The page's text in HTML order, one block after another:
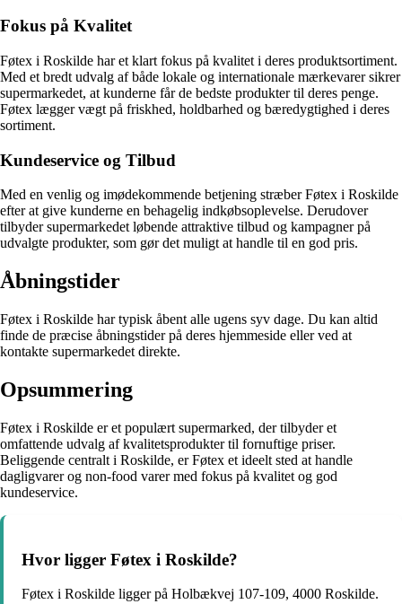
Fokus på Kvalitet
Føtex i Roskilde har et klart fokus på kvalitet i deres produktsortiment.
Med et bredt udvalg af både lokale og internationale mærkevarer sikrer
supermarkedet, at kunderne får de bedste produkter til deres penge.
Føtex lægger vægt på friskhed, holdbarhed og bæredygtighed i deres
sortiment.
Kundeservice og Tilbud
Med en venlig og imødekommende betjening stræber Føtex i Roskilde
efter at give kunderne en behagelig indkøbsoplevelse. Derudover
tilbyder supermarkedet løbende attraktive tilbud og kampagner på
udvalgte produkter, som gør det muligt at handle til en god pris.
Åbningstider
Føtex i Roskilde har typisk åbent alle ugens syv dage. Du kan altid
finde de præcise åbningstider på deres hjemmeside eller ved at
kontakte supermarkedet direkte.
Opsummering
Føtex i Roskilde er et populært supermarked, der tilbyder et
omfattende udvalg af kvalitetsprodukter til fornuftige priser.
Beliggende centralt i Roskilde, er Føtex et ideelt sted at handle
dagligvarer og non-food varer med fokus på kvalitet og god
kundeservice.
Hvor ligger Føtex i Roskilde?
Føtex i Roskilde ligger på Holbækvej 107-109, 4000 Roskilde.